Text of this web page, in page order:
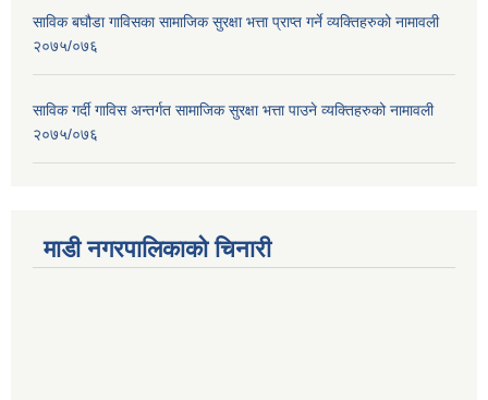
साविक बघौडा गाविसका सामाजिक सुरक्षा भत्ता प्राप्त गर्ने व्यक्तिहरुको नामावली
२०७५/०७६
साविक गर्दी गाविस अन्तर्गत सामाजिक सुरक्षा भत्ता पाउने व्यक्तिहरुको नामावली
२०७५/०७६
माडी नगरपालिकाको चिनारी